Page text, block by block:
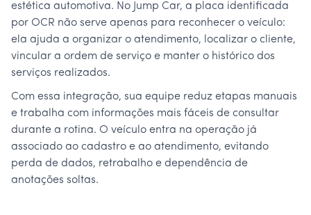
estética automotiva. No Jump Car, a placa identificada
por OCR não serve apenas para reconhecer o veículo:
ela ajuda a organizar o atendimento, localizar o cliente,
vincular a ordem de serviço e manter o histórico dos
serviços realizados.
Com essa integração, sua equipe reduz etapas manuais
e trabalha com informações mais fáceis de consultar
durante a rotina. O veículo entra na operação já
associado ao cadastro e ao atendimento, evitando
perda de dados, retrabalho e dependência de
anotações soltas.